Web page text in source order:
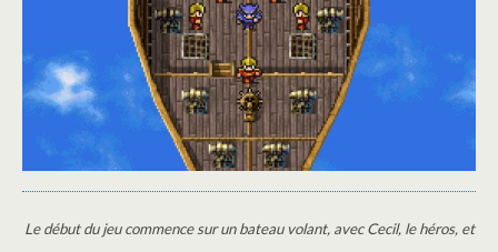
Le début du jeu commence sur un bateau volant, avec Cecil, le héros, et